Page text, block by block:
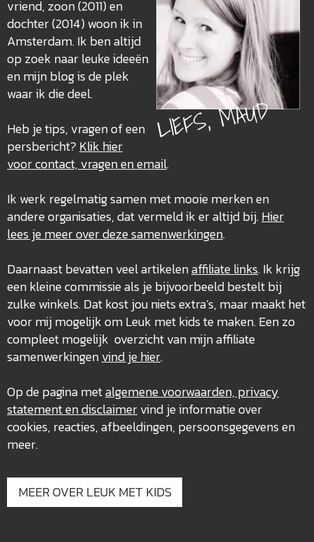
LIEFS, MAUD
vriend, zoon (2011) en
dochter (2014) woon ik in
Amsterdam. Ik ben altijd
op zoek naar leuke ideeën
en mijn blog is de plek
waar ik die deel.
Heb je tips, vragen of een
persbericht?Klik hier
voor contact, vragen en email.
Ik werk regelmatig samen met mooie merken en
andere organisaties, dat vermeld ik er altijd bij.Hier
lees je meer over dezesamenwerkingen.
Daarnaast bevatten veel artikelenaffiliate links. Ik krijg
een kleine commissie als je bijvoorbeeld bestelt bij
zulke winkels. Dat kost jou niets extra’s, maar maakt het
voor mij mogelijk om Leuk met kids te maken. Een zo
compleet mogelijk overzicht van mijn affiliate
samenwerkingenvind je hier.
Op de pagina metalgemene voorwaarden, privacy
statement en disclaimervind je informatie over
cookies, reacties, afbeeldingen, persoonsgegevens en
meer.
MEER OVER LEUK MET KIDS